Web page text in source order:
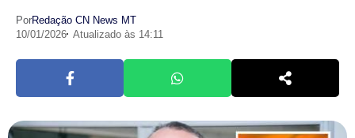
PorRedação CN News MT
10/01/2026 Atualizado às 14:11